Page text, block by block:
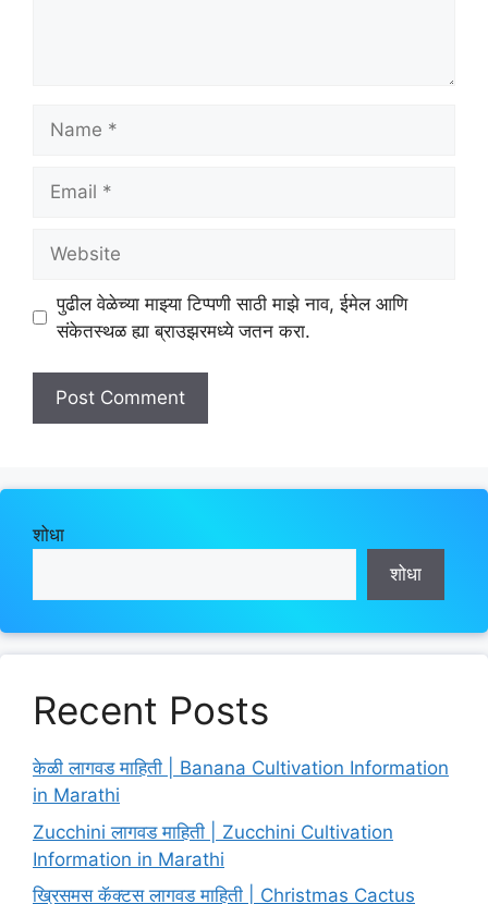
पुढील वेळेच्या माझ्या टिप्पणी साठी माझे नाव, ईमेल आणि
संकेतस्थळ ह्या ब्राउझरमध्ये जतन करा.
शोधा
शोधा
Recent Posts
केळी लागवड माहिती | Banana Cultivation Information
in Marathi
Zucchini लागवड माहिती | Zucchini Cultivation
Information in Marathi
ख्रिसमस कॅक्टस लागवड माहिती | Christmas Cactus